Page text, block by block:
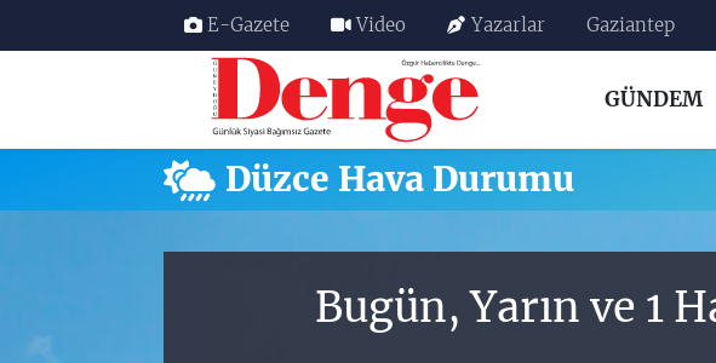
E-Gazete Video Yazarlar Gaziantep
GÜNDEM
Düzce Hava Durumu
Bugün, Yarın ve 1
Nöbetçi Eczaneler
Hava Durumu
Trafik Durumu